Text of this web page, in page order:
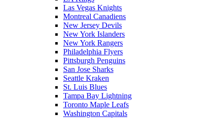
Las Vegas Knights
Montreal Canadiens
New Jersey Devils
New York Islanders
New York Rangers
Philadelphia Flyers
Pittsburgh Penguins
San Jose Sharks
Seattle Kraken
St. Luis Blues
Tampa Bay Lightning
Toronto Maple Leafs
Washington Capitals